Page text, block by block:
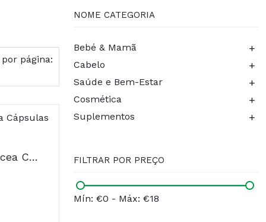
página:
Arkocápsulas Equinácea Cápsulas x45
NOME CATEGORIA
Bebé & Mamã +
Cabelo +
Saúde e Bem-Estar +
Cosmética +
Suplementos +
FILTRAR POR PREÇO
Mín: €0 - Máx: €18